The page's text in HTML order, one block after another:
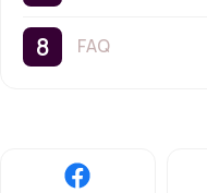
FAQ